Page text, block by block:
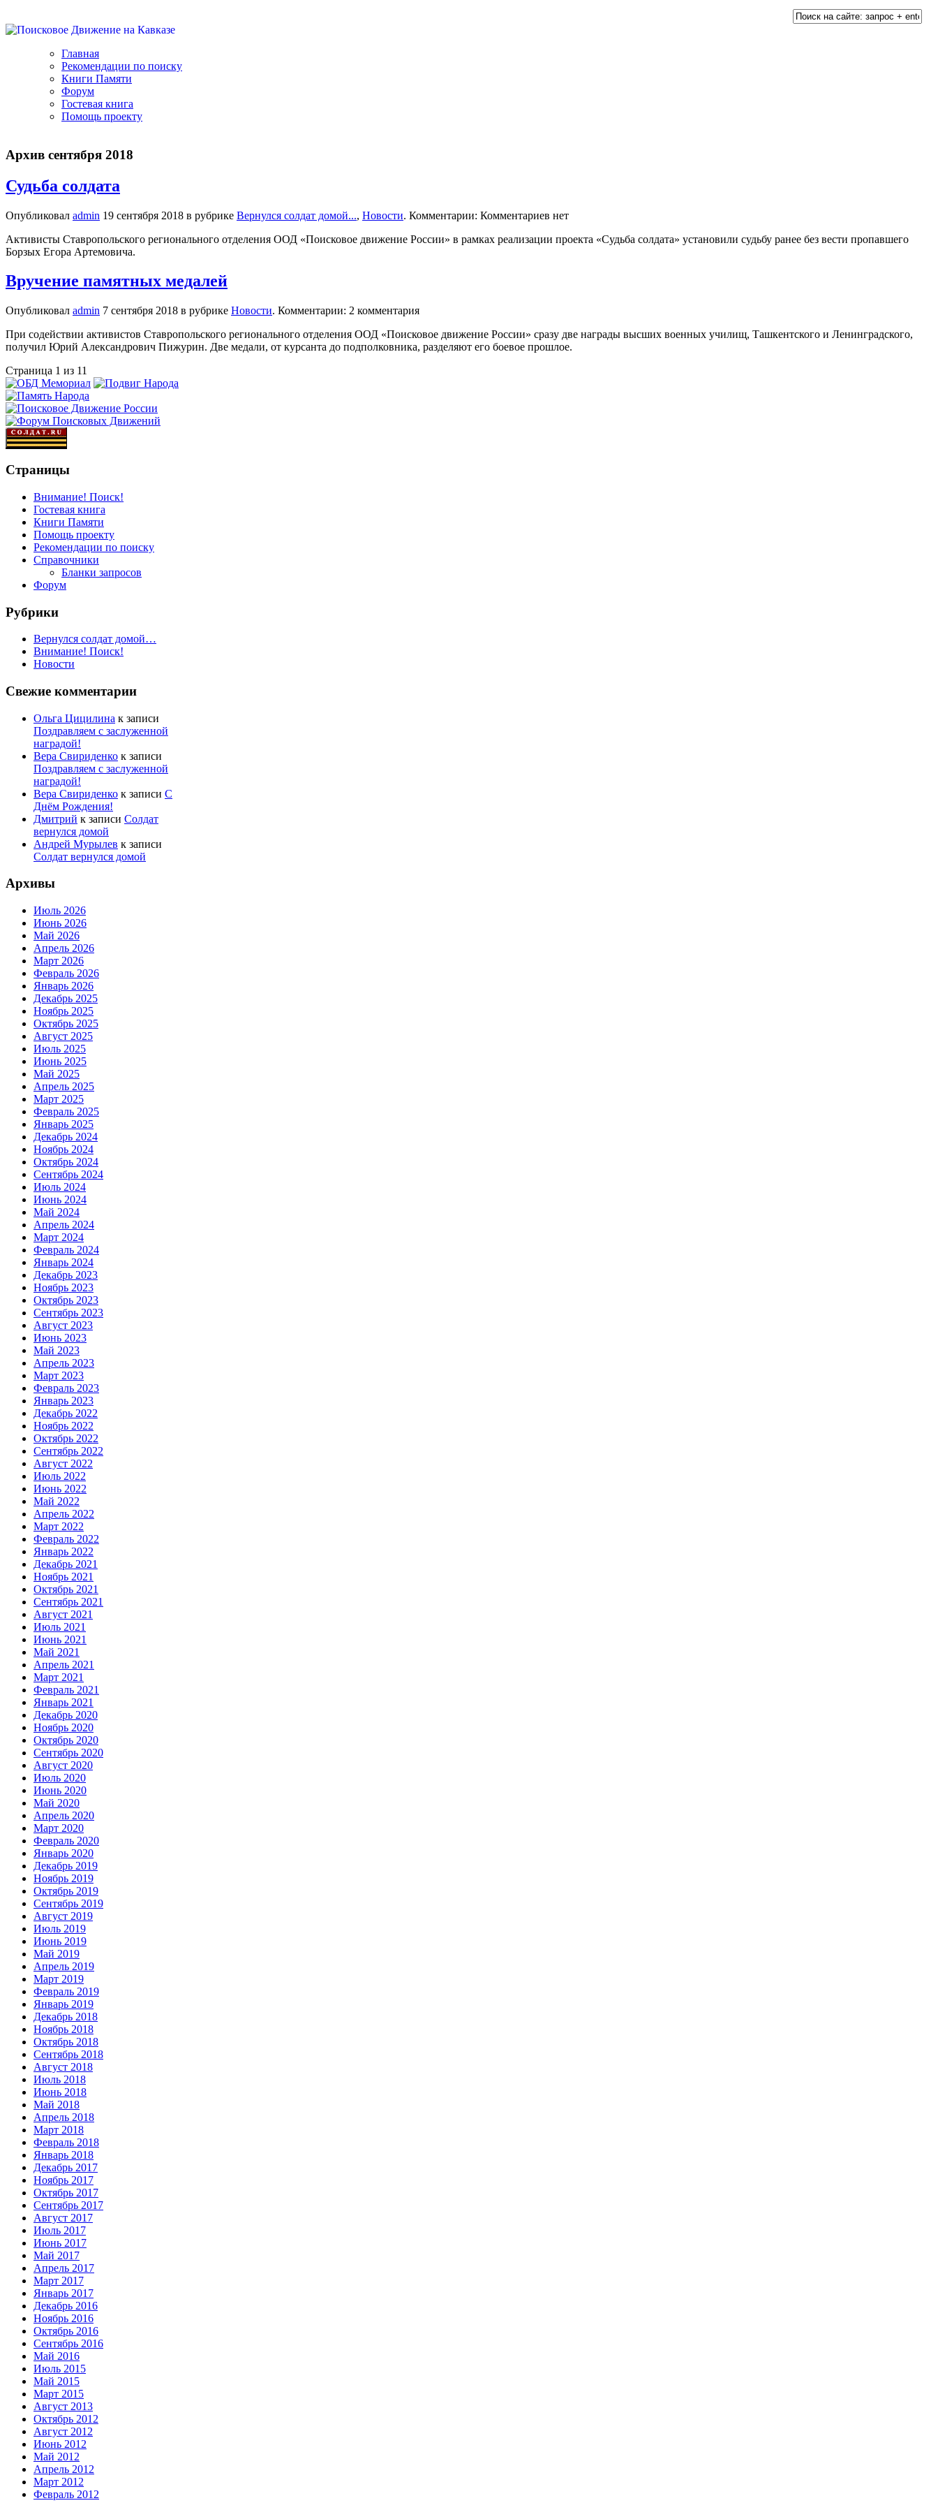
Главная
Рекомендации по поиску
Книги Памяти
Форум
Гостевая книга
Помощь проекту
Архив сентября 2018
Судьба солдата
Опубликовал admin 19 сентября 2018 в рубрике Вернулся солдат домой..., Новости. Комментарии: Комментариев нет
Активисты Ставропольского регионального отделения ООД «Поисковое движение России» в рамках реализации проекта «Судьба солдата» установили судьбу ранее без вести пропавшего
Борзых Егора Артемовича.
Вручение памятных медалей
Опубликовал admin 7 сентября 2018 в рубрике Новости. Комментарии: 2 комментария
При содействии активистов Ставропольского регионального отделения ООД «Поисковое движение России» сразу две награды высших военных училищ, Ташкентского и Ленинградского,
получил Юрий Александрович Пижурин. Две медали, от курсанта до подполковника, разделяют его боевое прошлое.
Страница 1 из 11
Страницы
Внимание! Поиск!
Гостевая книга
Книги Памяти
Помощь проекту
Рекомендации по поиску
Справочники
Бланки запросов
Форум
Рубрики
Вернулся солдат домой…
Внимание! Поиск!
Новости
Свежие комментарии
Ольга Цицилина к записи
Поздравляем с заслуженной
наградой!
Вера Свириденко к записи
Поздравляем с заслуженной
наградой!
Вера Свириденко к записи С
Днём Рождения!
Дмитрий к записи Солдат
вернулся домой
Андрей Мурылев к записи
Солдат вернулся домой
Архивы
Июль 2026
Июнь 2026
Май 2026
Апрель 2026
Март 2026
Февраль 2026
Январь 2026
Декабрь 2025
Ноябрь 2025
Октябрь 2025
Август 2025
Июль 2025
Июнь 2025
Май 2025
Апрель 2025
Март 2025
Февраль 2025
Январь 2025
Декабрь 2024
Ноябрь 2024
Октябрь 2024
Сентябрь 2024
Июль 2024
Июнь 2024
Май 2024
Апрель 2024
Март 2024
Февраль 2024
Январь 2024
Декабрь 2023
Ноябрь 2023
Октябрь 2023
Сентябрь 2023
Август 2023
Июнь 2023
Май 2023
Апрель 2023
Март 2023
Февраль 2023
Январь 2023
Декабрь 2022
Ноябрь 2022
Октябрь 2022
Сентябрь 2022
Август 2022
Июль 2022
Июнь 2022
Май 2022
Апрель 2022
Март 2022
Февраль 2022
Январь 2022
Декабрь 2021
Ноябрь 2021
Октябрь 2021
Сентябрь 2021
Август 2021
Июль 2021
Июнь 2021
Май 2021
Апрель 2021
Март 2021
Февраль 2021
Январь 2021
Декабрь 2020
Ноябрь 2020
Октябрь 2020
Сентябрь 2020
Август 2020
Июль 2020
Июнь 2020
Май 2020
Апрель 2020
Март 2020
Февраль 2020
Январь 2020
Декабрь 2019
Ноябрь 2019
Октябрь 2019
Сентябрь 2019
Август 2019
Июль 2019
Июнь 2019
Май 2019
Апрель 2019
Март 2019
Февраль 2019
Январь 2019
Декабрь 2018
Ноябрь 2018
Октябрь 2018
Сентябрь 2018
Август 2018
Июль 2018
Июнь 2018
Май 2018
Апрель 2018
Март 2018
Февраль 2018
Январь 2018
Декабрь 2017
Ноябрь 2017
Октябрь 2017
Сентябрь 2017
Август 2017
Июль 2017
Июнь 2017
Май 2017
Апрель 2017
Март 2017
Январь 2017
Декабрь 2016
Ноябрь 2016
Октябрь 2016
Сентябрь 2016
Май 2016
Июль 2015
Май 2015
Март 2015
Август 2013
Октябрь 2012
Август 2012
Июнь 2012
Май 2012
Апрель 2012
Март 2012
Февраль 2012